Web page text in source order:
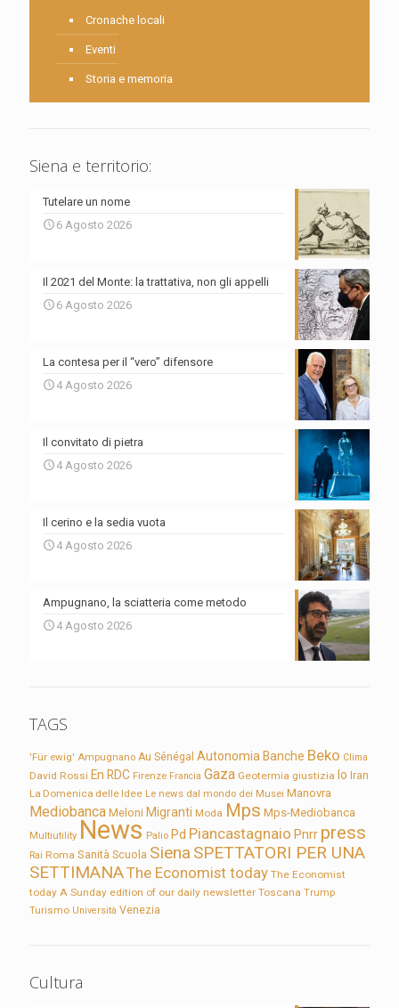
Cronache locali
Eventi
Storia e memoria
Siena e territorio:
Tutelare un nome
6 Agosto 2026
Il 2021 del Monte: la trattativa, non gli appelli
6 Agosto 2026
La contesa per il “vero” difensore
4 Agosto 2026
Il convitato di pietra
4 Agosto 2026
Il cerino e la sedia vuota
4 Agosto 2026
Ampugnano, la sciatteria come metodo
4 Agosto 2026
TAGS
'Für ewig' Ampugnano Au Sénégal Autonomia Banche Beko Clima
David Rossi En RDC Firenze Francia Gaza Geotermia giustizia Io Iran
La Domenica delle Idee Le news dal mondo dei Musei Manovra
Mediobanca Meloni Migranti Moda Mps Mps-Mediobanca
Multiutility News Palio Pd Piancastagnaio Pnrr press
Rai Roma Sanità Scuola Siena SPETTATORI PER UNA
SETTIMANAThe Economist today The Economist
today A Sunday edition of our daily newsletter Toscana Trump
Turismo Università Venezia
Cultura